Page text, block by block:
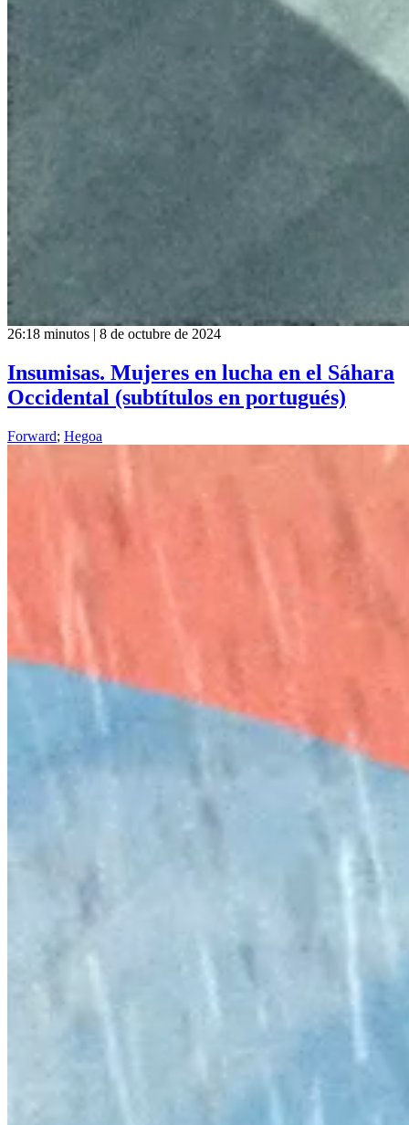
26:18 minutos | 8 de octubre de 2024
Insumisas. Mujeres en lucha en el Sáhara
Occidental (subtítulos en portugués)
Forward; Hegoa